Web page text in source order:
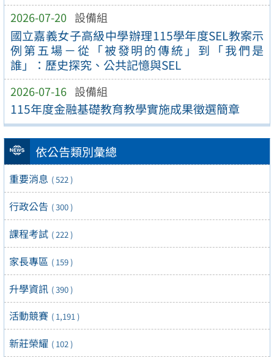
2026-07-20 設備組
國立嘉義女子高級中學辦理115學年度SEL教案示
例第五場－從「被發明的傳統」到「我們是
誰」：歷史探究、公共記憶與SEL
2026-07-16 設備組
115年度金融基礎教育教學實施成果徵選簡章
依公告類別彙總
重要消息 ( 522 )
行政公告 ( 300 )
課程考試 ( 222 )
家長專區 ( 159 )
升學資訊 ( 390 )
活動競賽 ( 1,191 )
新莊榮耀 ( 102 )